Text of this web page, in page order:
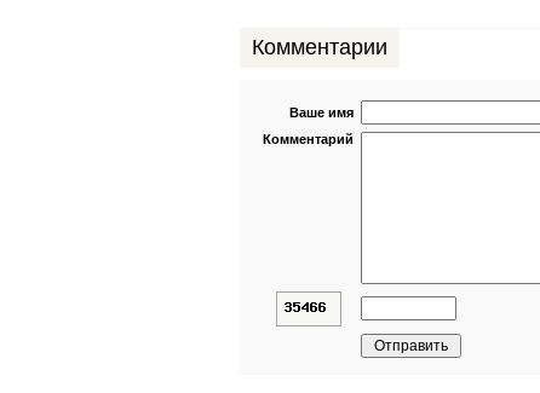
Комментарии
Ваше имя
Комментарий